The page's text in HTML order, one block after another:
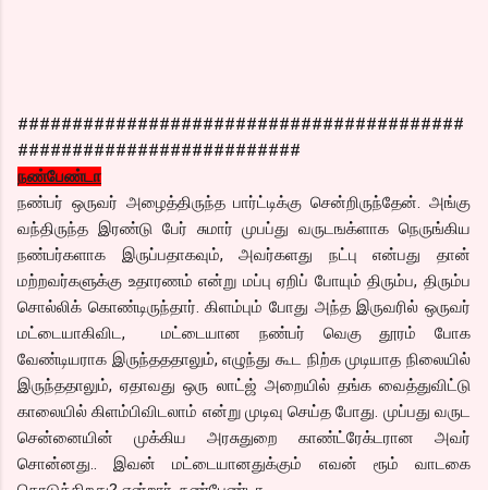
#########################################
##########################
நண்பேண்டா
நண்பர் ஒருவர் அழைத்திருந்த பார்ட்டிக்கு சென்றிருந்தேன். அங்கு
வந்திருந்த இரண்டு பேர் சுமார் முபப்து வருடஙக்ளாக நெருங்கிய
நண்பர்களாக இருப்பதாகவும், அவர்களது நட்பு என்பது தான்
மற்றவர்களுக்கு உதாரணம் என்று மப்பு ஏறிப் போயும் திரும்ப, திரும்ப
சொல்லிக் கொண்டிருந்தார். கிளம்பும் போது அந்த இருவரில் ஒருவர்
மட்டையாகிவிட, மட்டையான நண்பர் வெகு தூரம் போக
வேண்டியராக இருந்தததாலும், எழுந்து கூட நிற்க முடியாத நிலையில்
இருந்ததாலும், ஏதாவது ஒரு லாட்ஜ் அறையில் தங்க வைத்துவிட்டு
காலையில் கிளம்பிவிடலாம் என்று முடிவு செய்த போது. முப்பது வருட
சென்னையின் முக்கிய அரசுதுறை காண்ட்ரேக்டரான அவர்
சொன்னது.. இவன் மட்டையானதுக்கும் எவன் ரூம் வாடகை